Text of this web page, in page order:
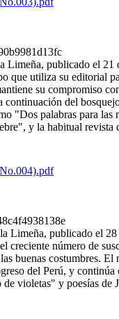
Limeña, publicado el
que utiliza su editorial
su compromiso
del
"Dos palabras para
y la habitual revista
Limeña, publicado el
creciente número de
buenas costumbres.
del Perú, y
violetas" y poesías de